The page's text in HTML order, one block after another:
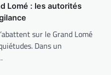
Lomé : les autorités
sur le Grand Lomé
Dans un